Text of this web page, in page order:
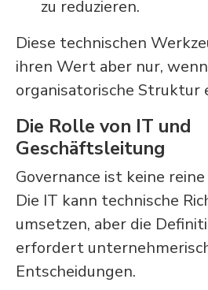
zu reduzieren.
Diese technischen
ihren Wert aber nur,
organisatorische Struktur
Die Rolle von IT und
Geschäftsleitung
Governance ist keine
Die IT kann technische
umsetzen, aber die
erfordert
Entscheidungen.